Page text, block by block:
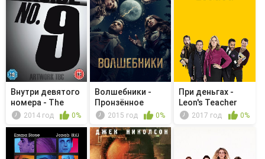
Внутри девятого
номера - The
Stakeout
2014 год 0%
Волшебники -
Пронзённое
сердце
2015 год 0%
При деньгах -
Leon's Teacher
2017 год 0%